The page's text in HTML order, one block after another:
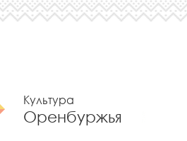
Культура
Оренбуржья